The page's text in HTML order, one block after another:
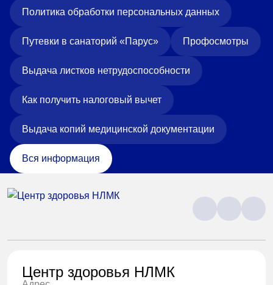
Политика обработки персональных данных
Путевки в санаторий «Парус» Профосмотры
Выдача листков нетрудоспособности
Как получить налоговый вычет
Выдача копий медицинской документации
Вся информация
Центр здоровья НЛМК